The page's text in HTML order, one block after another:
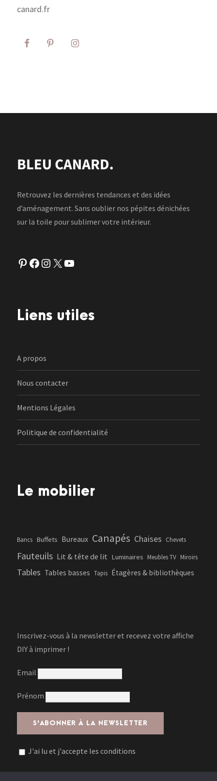
canard.fr
Retrouvez les dernières tendances et des idées
d’aménagement. Sans oublier nos pépites dénichées
sur la toile pour sublimer votre intérieur.
Pinterest Facebook Instagram X YouTube
Liens utiles
A propos
Nous contacter
Mentions Légales
Politique de confidentialité
Le mobilier
Bancs Buffets Bureaux Canapés Chaises Chevets
Fauteuils Lit & tête de lit Luminaires Meubles TV Miroirs
Tables Tables basses Tapis Étagères & bibliothèques
Inscrivez-vous à la newsletter et recevez votre affiche
DIY à imprimer !
Email
Prénom
J'ai lu et j'accepte les conditions